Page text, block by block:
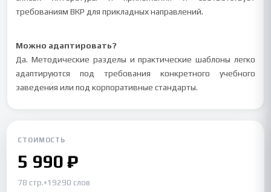
требованиям ВКР для прикладных направлений.
Можно адаптировать?
Да. Методические разделы и практические шаблоны легко
адаптируются под требования конкретного учебного
заведения или под корпоративные стандарты.
СТОИМОСТЬ
5 990 ₽
78 стр.•19290 слов